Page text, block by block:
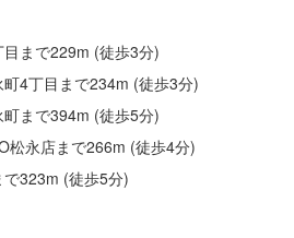
まで229m (徒歩3分)
4丁目まで234m (徒歩3分)
まで394m (徒歩5分)
松永店まで266m (徒歩4分)
323m (徒歩5分)